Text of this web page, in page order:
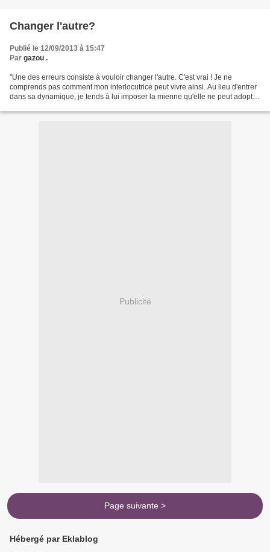
Changer l'autre?
Publié le 12/09/2013 à 15:47
Par gazou .
"Une des erreurs consiste à vouloir changer l'autre. C'est vrai ! Je ne
comprends pas comment mon interlocutrice peut vivre ainsi. Au lieu d'entrer
dans sa dynamique, je tends à lui imposer la mienne qu'elle ne peut adopter.
Publicité
Page suivante >
Hébergé par Eklablog